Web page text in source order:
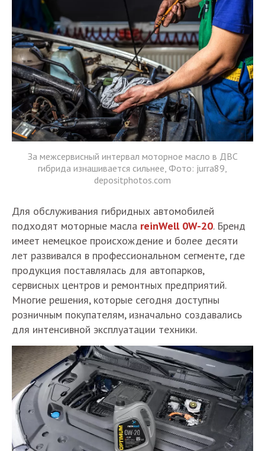
За межсервисный интервал моторное масло в ДВС
гибрида изнашивается сильнее, Фото: jurra89,
depositphotos.com
Для обслуживания гибридных автомобилей
подходят моторные масла reinWell 0W-20. Бренд
имеет немецкое происхождение и более десяти
лет развивался в профессиональном сегменте, где
продукция поставлялась для автопарков,
сервисных центров и ремонтных предприятий.
Многие решения, которые сегодня доступны
розничным покупателям, изначально создавались
для интенсивной эксплуатации техники.